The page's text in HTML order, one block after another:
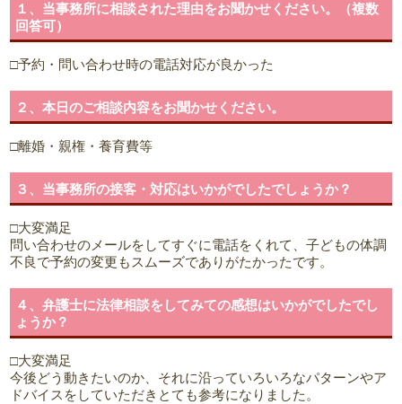
１、当事務所に相談された理由をお聞かせください。（複数
回答可）
□予約・問い合わせ時の電話対応が良かった
２、本日のご相談内容をお聞かせください。
□離婚・親権・養育費等
３、当事務所の接客・対応はいかがでしたでしょうか？
□大変満足
問い合わせのメールをしてすぐに電話をくれて、子どもの体調
不良で予約の変更もスムーズでありがたかったです。
４、弁護士に法律相談をしてみての感想はいかがでしたでし
ょうか？
□大変満足
今後どう動きたいのか、それに沿っていろいろなパターンやア
ドバイスをしていただきとても参考になりました。